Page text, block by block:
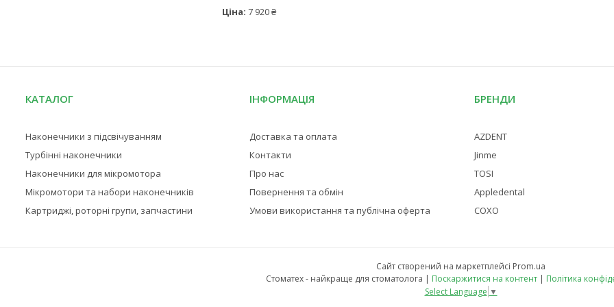
Ціна: 7 920 ₴
КАТАЛОГ
Наконечники з підсвічуванням
Турбінні наконечники
Наконечники для мікромотора
Мікромотори та набори наконечників
Картриджі, роторні групи, запчастини
ІНФОРМАЦІЯ
Доставка та оплата
Контакти
Про нас
Повернення та обмін
Умови використання та публічна оферта
БРЕНДИ
AZDENT
Jinme
TOSI
Appledental
COXO
Сайт створений на маркетплейсі Prom.ua
Стоматех - найкраще для стоматолога | Поскаржитися на контент | Політика
Select Language ▼